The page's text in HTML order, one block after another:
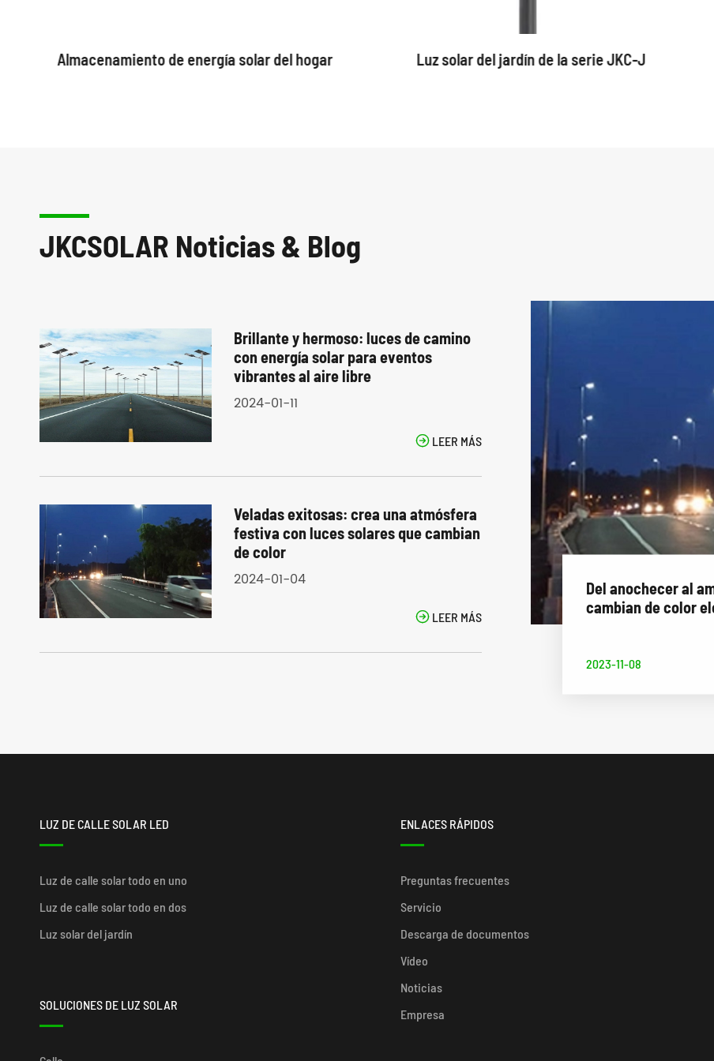
Almacenamiento de energía solar del hogar Luz solar del jardín de la serie JKC-J
JKCSOLAR Noticias & Blog
Brillante y hermoso: luces de camino
con energía solar para eventos
vibrantes al aire libre
2024-01-11
LEER MÁS
Veladas exitosas: crea una atmósfera
festiva con luces solares que cambian
de color
2024-01-04
LEER MÁS
Del anochecer al
cambian de color
2023-11-08
LUZ DE CALLE SOLAR LED
Luz de calle solar todo en uno
Luz de calle solar todo en dos
Luz solar del jardín
SOLUCIONES DE LUZ SOLAR
ENLACES RÁPIDOS
Preguntas frecuentes
Servicio
Descarga de documentos
Vídeo
Noticias
Empresa